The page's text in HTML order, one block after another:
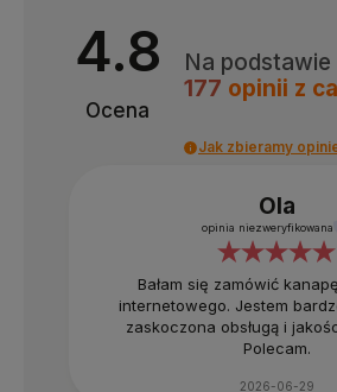
4.8
Ocena
Na podstawie
177 opinii z
Jak zbieramy
Ola
opinia niezweryfikowana
Bałam się zamówić
internetowego. Jestem
zaskoczona obsługą i
Polecam.
2026-06-29